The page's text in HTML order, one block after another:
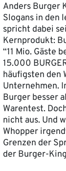
Anders Burger
Slogans in den
spricht dabei
Kernprodukt:
“11 Mio. Gäste
15.000
häufigsten den
Unternehmen.
Burger besser
Warentest.
nicht aus. Und
Whopper
Grenzen der
der Burger-